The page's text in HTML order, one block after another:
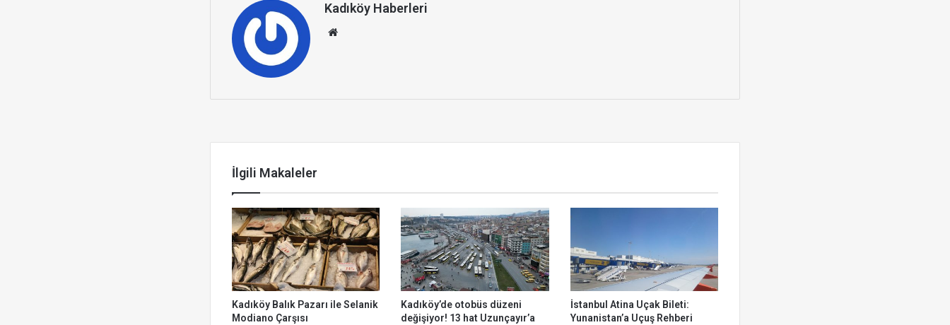
Kadıköy Haberleri
İlgili Makaleler
Kadıköy Balık Pazarı ile Selanik
Modiano Çarşısı
Kadıköy’de otobüs düzeni
değişiyor! 13 hat Uzunçayır’a
İstanbul Atina Uçak Bileti:
Yunanistan’a Uçuş Rehberi